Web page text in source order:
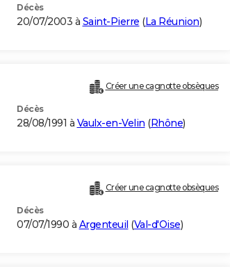
Décès
20/07/2003 à Saint-Pierre (La Réunion)
Créer une cagnotte obsèques
Décès
28/08/1991 à Vaulx-en-Velin (Rhône)
Créer une cagnotte obsèques
Décès
07/07/1990 à Argenteuil (Val-d'Oise)